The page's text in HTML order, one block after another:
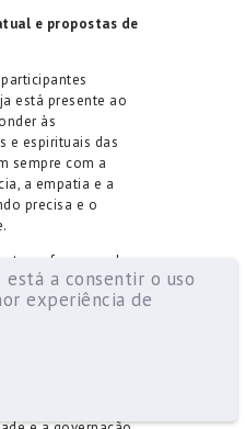
a consentir o uso
experiência de
e propostas de
está presente ao
às
e espirituais das
sempre com a
a empatia e a
precisa e o
refere que, do
a Igreja atual
hierárquica, o que
presa às
e
fosso entre
de Deus.